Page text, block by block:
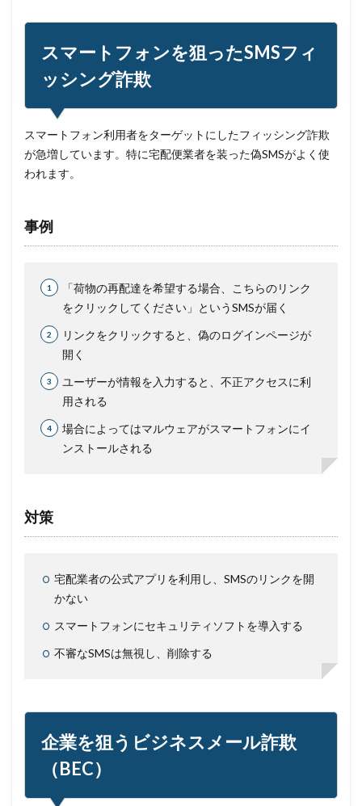
スマートフォンを狙ったSMSフィ
ッシング詐欺
スマートフォン利用者をターゲットにしたフィッシング詐欺
が急増しています。特に宅配便業者を装った偽SMSがよく使
われます。
事例
「荷物の再配達を希望する場合、こちらのリンク
をクリックしてください」というSMSが届く
リンクをクリックすると、偽のログインページが
開く
ユーザーが情報を入力すると、不正アクセスに利
用される
場合によってはマルウェアがスマートフォンにイ
ンストールされる
対策
宅配業者の公式アプリを利用し、SMSのリンクを開
かない
スマートフォンにセキュリティソフトを導入する
不審なSMSは無視し、削除する
企業を狙うビジネスメール詐欺
（BEC）